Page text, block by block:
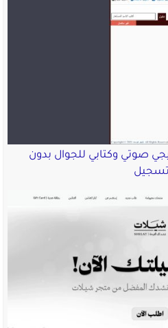
صوتي وكتابي للجوال بدون
تسجيل